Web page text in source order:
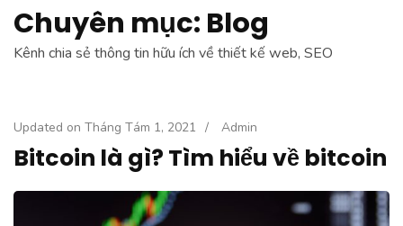
Chuyên mục: Blog
Kênh chia sẻ thông tin hữu ích về thiết kế web, SEO
Updated on Tháng Tám 1, 2021 / Admin
Bitcoin là gì? Tìm hiểu về bitcoin